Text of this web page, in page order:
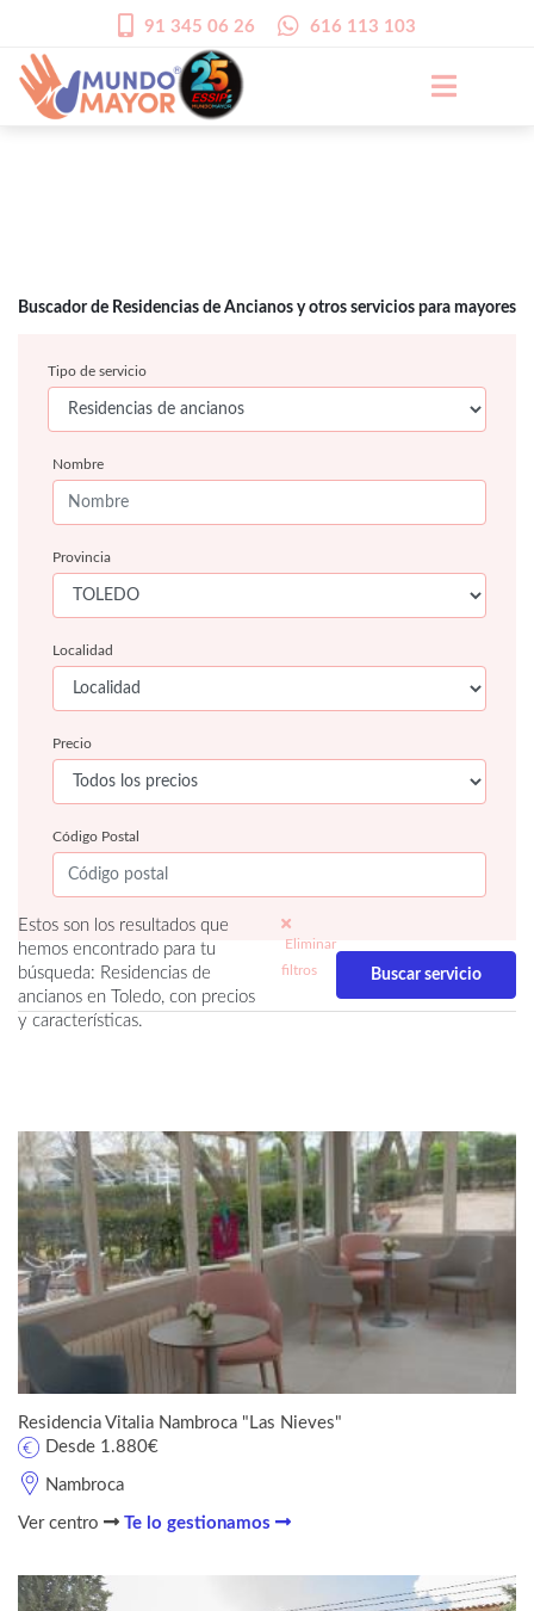
91 345 06 26 616 113 103
Buscador de Residencias de Ancianos y otros servicios para mayores
Tipo de servicio
Nombre
Provincia
Localidad
Precio
Código Postal
Estos son los resultados que
hemos encontrado para tu
búsqueda: Residencias de
ancianos en Toledo, con precios
y características.
Eliminar
filtros
Residencia Vitalia Nambroca "Las Nieves"
Nambroca
Desde 1.880€
Ver centro Te lo gestionamos